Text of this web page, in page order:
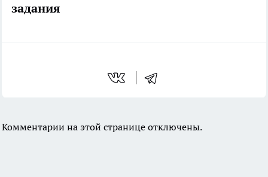
задания
Комментарии на этой странице отключены.